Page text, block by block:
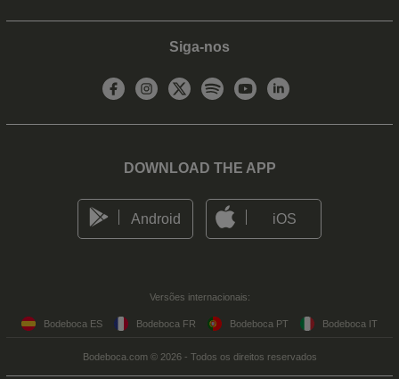
Siga-nos
DOWNLOAD THE APP
Android iOS
Versões internacionais:
Bodeboca ES Bodeboca FR Bodeboca PT Bodeboca IT
Bodeboca.com © 2026 - Todos os direitos reservados